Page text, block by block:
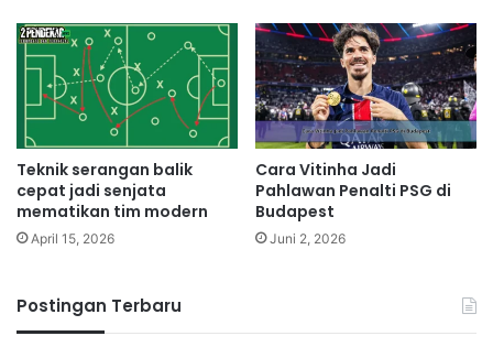
Teknik serangan balik
cepat jadi senjata
mematikan tim modern
April 15, 2026
Cara Vitinha Jadi
Pahlawan Penalti PSG di
Budapest
Juni 2, 2026
Postingan Terbaru